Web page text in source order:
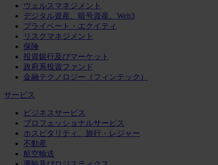
ウェルスマネジメント
デジタル資産、暗号資産、Web3
プライベート・エクイティ
リスクマネジメント
保険
投資銀行及びマーケット
政府系投資ファンド
金融テクノロジー（フィンテック）
サービス
ビジネスサービス
プロフェッショナルサービス
ホスピタリティ、旅行・レジャー
不動産
航空輸送